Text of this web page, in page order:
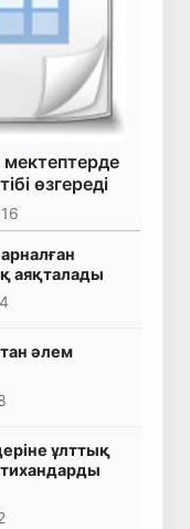
өзгереді
аяқталады
әлем
ұлттық